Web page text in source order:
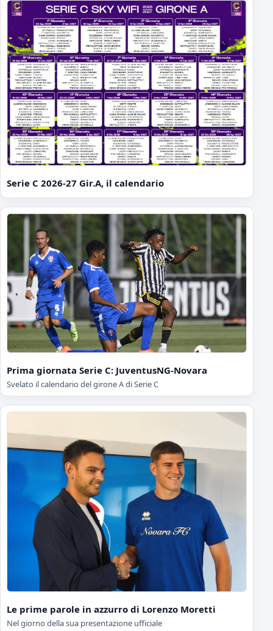
Serie C 2026-27 Gir.A, il calendario
Prima giornata Serie C: JuventusNG-Novara
Svelato il calendario del girone A di Serie C
Le prime parole in azzurro di Lorenzo Moretti
Nel giorno della sua presentazione ufficiale